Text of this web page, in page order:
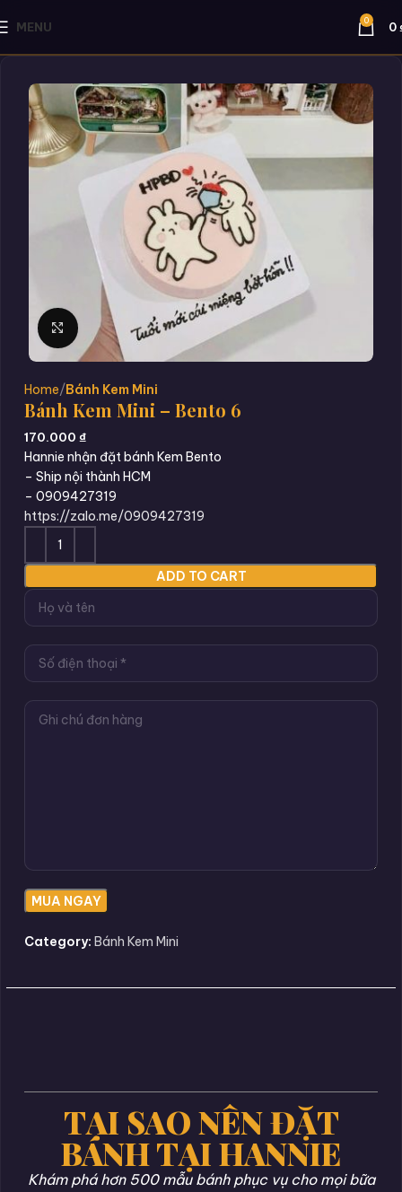
MENU 0 0
Click to enlarge
Home Bánh Kem Mini
Bánh Kem Mini – Bento 6
170.000 ₫
Hannie nhận đặt bánh Kem Bento
– Ship nội thành HCM
– 0909427319
https://zalo.me/0909427319
ADD TO CART
Category: Bánh Kem Mini
TẠI SAO NÊN ĐẶT
BÁNH TẠI HANNIE
Khám phá hơn 500 mẫu bánh phục vụ cho mọi bữa